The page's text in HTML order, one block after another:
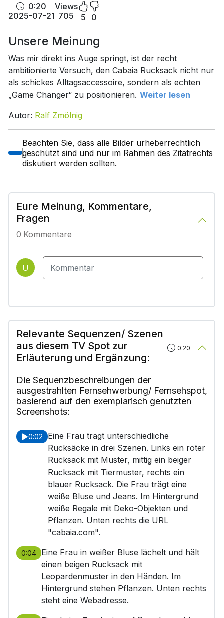
0:20
2025-07-21
Views
705
5 0
Unsere Meinung
Was mir direkt ins Auge springt, ist der recht
ambitionierte Versuch, den Cabaia Rucksack nicht nur
als schickes Alltagsaccessoire, sondern als echten
„Game Changer“ zu positionieren. Weiter lesen
Autor: Ralf Zmölnig
Beachten Sie, dass alle Bilder urheberrechtlich
geschützt sind und nur im Rahmen des Zitatrechts
diskutiert werden sollten.
Eure Meinung, Kommentare,
Fragen
0 Kommentare
U
Relevante Sequenzen/ Szenen
aus diesem TV Spot zur
Erläuterung und Ergänzung:
0:20
Die Sequenzbeschreibungen der
ausgestrahlten Fernsehwerbung/ Fernsehspot,
basierend auf den exemplarisch genutzten
Screenshots:
0:02
Eine Frau trägt unterschiedliche
Rucksäcke in drei Szenen. Links ein roter
Rucksack mit Muster, mittig ein beiger
Rucksack mit Tiermuster, rechts ein
blauer Rucksack. Die Frau trägt eine
weiße Bluse und Jeans. Im Hintergrund
weiße Regale mit Deko-Objekten und
Pflanzen. Unten rechts die URL
"cabaia.com".
0:04 Eine Frau in weißer Bluse lächelt und hält
einen beigen Rucksack mit
Leopardenmuster in den Händen. Im
Hintergrund stehen Pflanzen. Unten rechts
steht eine Webadresse.